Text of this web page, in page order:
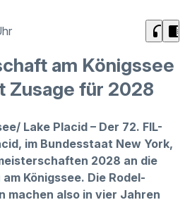
headphones chrome_reader_mode
am Königssee
Zusage für 2028
Lake Placid – Der 72. FIL-
im Bundesstaat New York,
2028 an die
Königssee. Die Rodel-
machen also in vier Jahren